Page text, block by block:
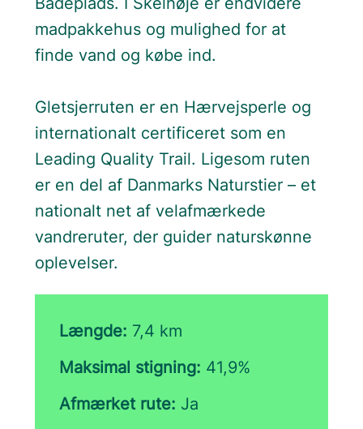
madpakkehus og mulighed for at
finde vand og købe ind.
Gletsjerruten er en Hærvejsperle og
internationalt certificeret som en
Leading Quality Trail. Ligesom ruten
er en del af Danmarks Naturstier – et
nationalt net af velafmærkede
vandreruter, der guider naturskønne
oplevelser.
Længde: 7,4 km
Maksimal stigning: 41,9%
Afmærket rute: Ja